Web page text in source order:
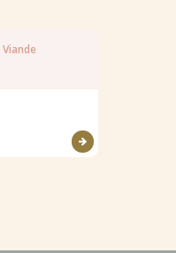
Viande